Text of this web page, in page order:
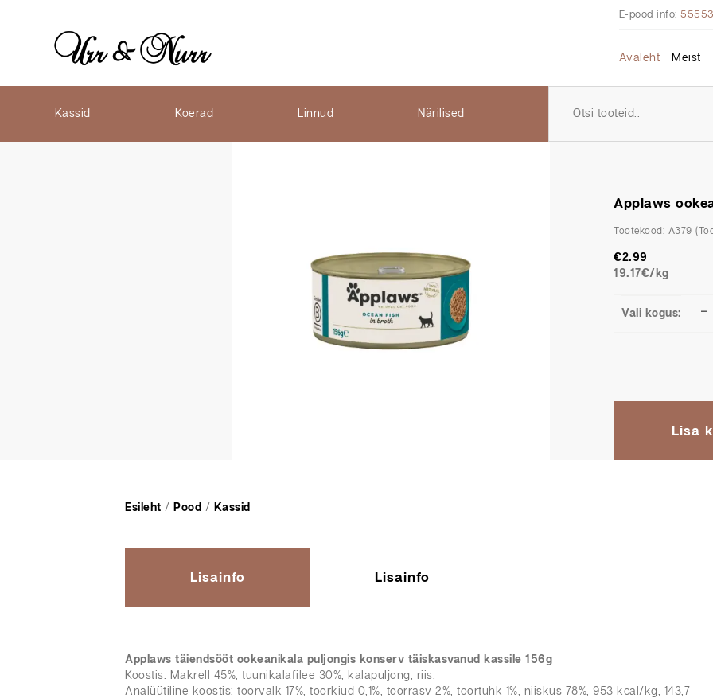
E-pood info:
Avaleht Meist
Kassid Koerad Linnud Närilised
Applaws
€2.99
19.17€/kg
Lisa
Tootekood: A379
Esileht / Pood / Kassid
Lisainfo Lisainfo
Applaws täiendsööt ookeanikala puljongis konserv täiskasvanud kassile 156g
Koostis: Makrell 45%, tuunikalafilee 30%, kalapuljong, riis.
Analüütiline koostis: toorvalk 17%, toorkiud 0,1%, toorrasv 2%, toortuhk 1%, niiskus 78%, 953 kcal/kg, 143,7